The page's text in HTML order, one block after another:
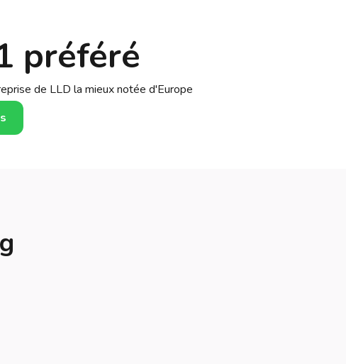
préféré
de LLD la mieux notée d'Europe